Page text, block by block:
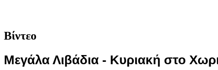
Βίντεο
Μεγάλα Λιβάδια - Κυριακή στο